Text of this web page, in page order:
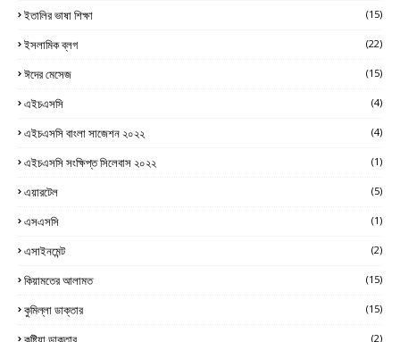
ইতালির ভাষা শিক্ষা (15)
ইসলামিক ব্লগ (22)
ঈদের মেসেজ (15)
এইচএসসি (4)
এইচএসসি বাংলা সাজেশন ২০২২ (4)
এইচএসসি সংক্ষিপ্ত সিলেবাস ২০২২ (1)
এয়ারটেল (5)
এসএসসি (1)
এসাইনমেন্ট (2)
কিয়ামতের আলামত (15)
কুমিল্লা ডাক্তার (15)
(2)